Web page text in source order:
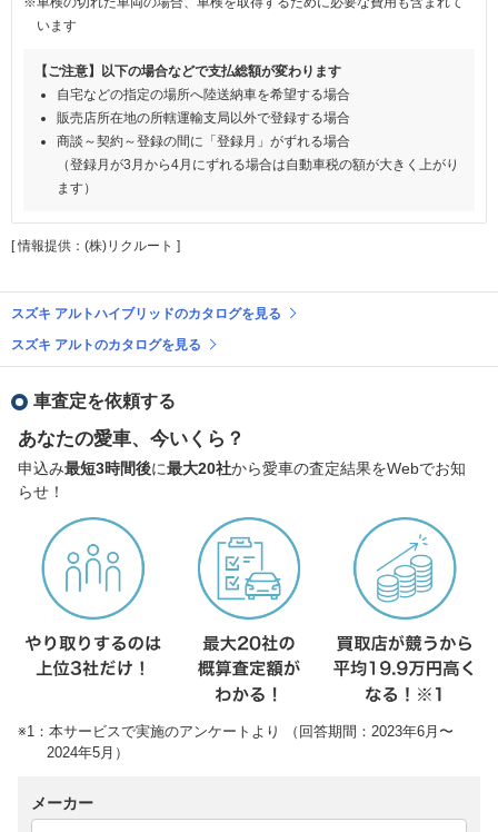
います
【ご注意】以下の場合などで支払総額が変わります
自宅などの指定の場所へ陸送納車を希望する場合
販売店所在地の所轄運輸支局以外で登録する場合
商談～契約～登録の間に「登録月」がずれる場合
（登録月が3月から4月にずれる場合は自動車税の額が大きく上がり
ます）
[ 情報提供：(株)リクルート ]
スズキ アルトハイブリッドのカタログを見る
スズキ アルトのカタログを見る
車査定を依頼する
あなたの愛車、今いくら？
申込み最短3時間後に最大20社から愛車の査定結果をWebでお知
らせ！
※1：本サービスで実施のアンケートより （回答期間：2023年6月〜
2024年5月）
メーカー